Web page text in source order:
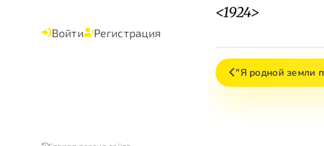
Войти Регистрация
<1924>
"Я родной земли